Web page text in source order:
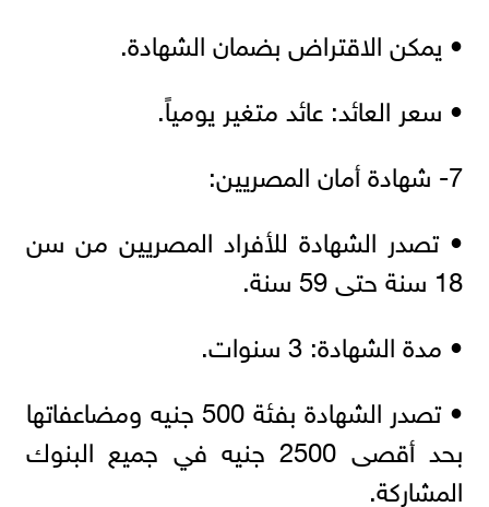
• يمكن الاقتراض بضمان الشهادة.
• سعر العائد: عائد متغير يومياً.
7- شهادة أمان المصريين:
• تصدر الشهادة للأفراد المصريين من سن
18 سنة حتى 59 سنة.
• مدة الشهادة: 3 سنوات.
• تصدر الشهادة بفئة 500 جنيه ومضاعفاتها
بحد أقصى 2500 جنيه في جميع البنوك
المشاركة.